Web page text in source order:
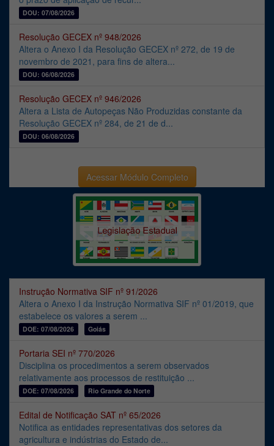
DOU: 07/08/2026
Resolução GECEX nº 948/2026
Altera o Anexo I da Resolução GECEX nº 272, de 19 de
novembro de 2021, para fins de altera...
DOU: 06/08/2026
Resolução GECEX nº 946/2026
Altera a Lista de Autopeças Não Produzidas constante da
Resolução GECEX nº 284, de 21 de d...
DOU: 06/08/2026
Acessar Módulo Completo
Instrução Normativa SIF nº 91/2026
Altera o Anexo I da Instrução Normativa SIF nº 01/2019, que
estabelece os valores a serem ...
DOE: 07/08/2026 Goiás
Portaria SEI nº 770/2026
Disciplina os procedimentos a serem observados
relativamente aos processos de restituição ...
DOE: 07/08/2026 Rio Grande do Norte
Edital de Notificação SAT nº 65/2026
Notifica as entidades representativas dos setores da
agricultura e indústrias do Estado de...